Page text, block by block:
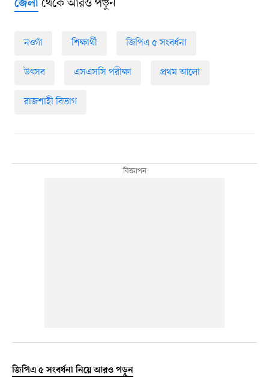
জেলাথেকে আরও পড়ুন
নওগাঁ শিক্ষার্থী জিপিএ ৫ সংবর্ধনা
উৎসব এসএসসি পরীক্ষা প্রথম আলো
রাজশাহী বিভাগ
জিপিএ ৫ সংবর্ধনা নিয়ে আরও পড়ুন